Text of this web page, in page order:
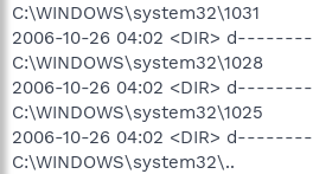
C:\WINDOWS\system32\1031
2006-10-26 04:02 <DIR> d--------
C:\WINDOWS\system32\1028
2006-10-26 04:02 <DIR> d--------
C:\WINDOWS\system32\1025
2006-10-26 04:02 <DIR> d--------
C:\WINDOWS\system32\..